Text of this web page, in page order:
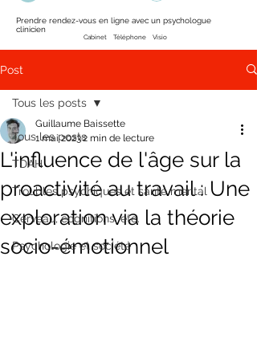
Prendre rendez-vous en ligne avec un psychologue
clinicien
Cabinet Téléphone Visio
Post
Tous les posts
TDAH
Troubles psychiques et santé mental
Cerveau, cognitions, etc.
Psychologie et société
Tous les posts
L'influence de l'âge sur la
proactivité au travail : Une
exploration via la théorie
socio-émotionnel
Guillaume Baissette
1 mai 20232 min de lecture